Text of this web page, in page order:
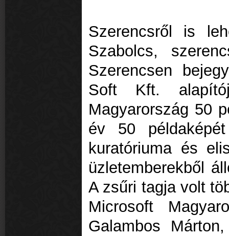
Szerencsről is
Szabolcs,
Szerencsen
Soft Kft.
Magyarország 50
év 50
kuratóriuma és
üzletemberekből
A zsűri tagja volt
Microsoft
Galambos